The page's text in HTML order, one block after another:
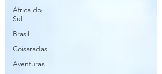
África do
Sul
Brasil
Coisaradas
Aventuras